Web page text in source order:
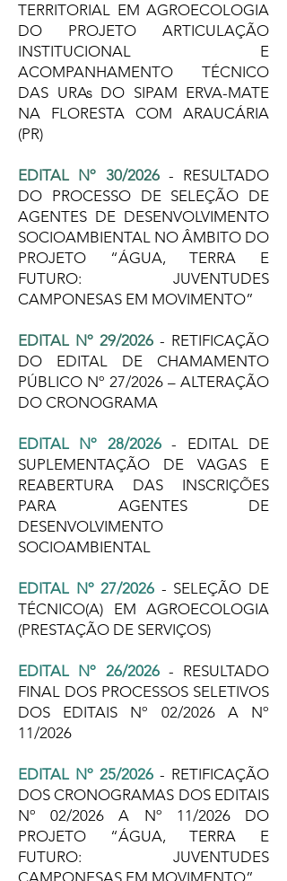
TERRITORIAL EM AGROECOLOGIA
DO PROJETO ARTICULAÇÃO
INSTITUCIONAL E
ACOMPANHAMENTO TÉCNICO
DAS URAs DO SIPAM ERVA-MATE
NA FLORESTA COM ARAUCÁRIA
(PR)
EDITAL Nº 30/2026- RESULTADO
DO PROCESSO DE SELEÇÃO DE
AGENTES DE DESENVOLVIMENTO
SOCIOAMBIENTAL NO ÂMBITO DO
PROJETO “ÁGUA, TERRA E
FUTURO: JUVENTUDES
CAMPONESAS EM MOVIMENTO”
EDITAL Nº 29/2026 - RETIFICAÇÃO
DO EDITAL DE CHAMAMENTO
PÚBLICO Nº 27/2026 – ALTERAÇÃO
DO CRONOGRAMA
EDITAL Nº 28/2026- EDITAL DE
SUPLEMENTAÇÃO DE VAGAS E
REABERTURA DAS INSCRIÇÕES
PARA AGENTES DE
DESENVOLVIMENTO
SOCIOAMBIENTAL
EDITAL Nº 27/2026 - SELEÇÃO DE
TÉCNICO(A) EM AGROECOLOGIA
(PRESTAÇÃO DE SERVIÇOS)
EDITAL Nº 26/2026 - RESULTADO
FINAL DOS PROCESSOS SELETIVOS
DOS EDITAIS Nº 02/2026 A Nº
11/2026
EDITAL Nº 25/2026 - RETIFICAÇÃO
DOS CRONOGRAMAS DOS EDITAIS
Nº 02/2026 A Nº 11/2026 DO
PROJETO “ÁGUA, TERRA E
FUTURO: JUVENTUDES
CAMPONESAS EM MOVIMENTO”